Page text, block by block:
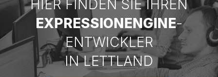
FINDEN
LETTLAND
STARTEN SIE JETZT
HIER FINDEN SIE IHREN
EXPRESSIONENGINE-
ENTWICKLER
IN LETTLAND